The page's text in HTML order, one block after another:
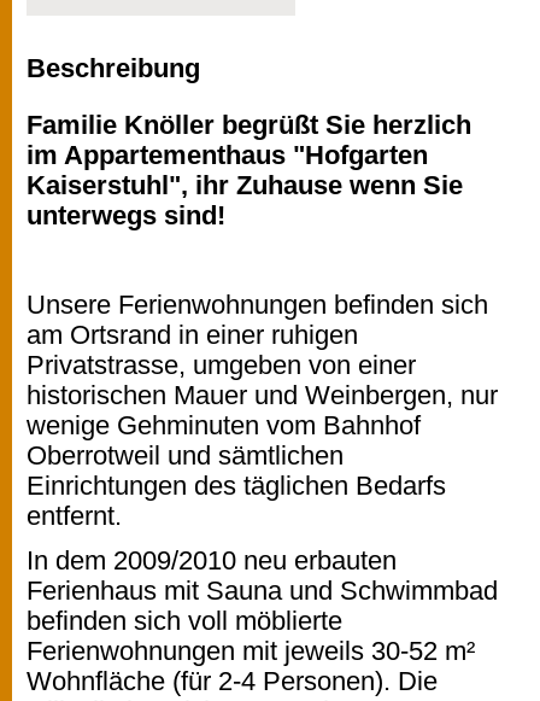
Beschreibung
Familie Knöller begrüßt Sie herzlich
im Appartementhaus "Hofgarten
Kaiserstuhl", ihr Zuhause wenn Sie
unterwegs sind!
Unsere Ferienwohnungen befinden sich
am Ortsrand in einer ruhigen
Privatstrasse, umgeben von einer
historischen Mauer und Weinbergen, nur
wenige Gehminuten vom Bahnhof
Oberrotweil und sämtlichen
Einrichtungen des täglichen Bedarfs
entfernt.
In dem 2009/2010 neu erbauten
Ferienhaus mit Sauna und Schwimmbad
befinden sich voll möblierte
Ferienwohnungen mit jeweils 30-52 m²
Wohnfläche (für 2-4 Personen). Die